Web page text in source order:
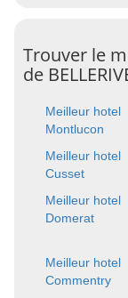
Trouver le
de
Meilleur hotel
Montlucon
Meilleur hotel
Cusset
Meilleur hotel
Domerat
Meilleur hotel
Commentry